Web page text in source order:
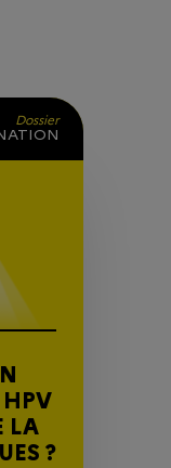
Dossier
HPV
LA
?